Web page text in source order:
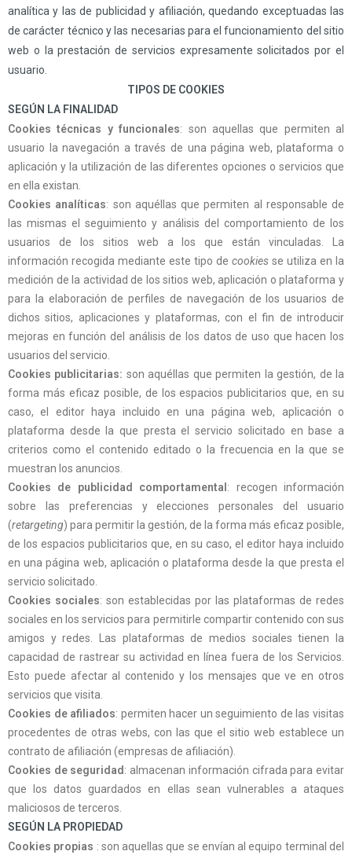
analítica y las de publicidad y afiliación, quedando exceptuadas las
de carácter técnico y las necesarias para el funcionamiento del sitio
web o la prestación de servicios expresamente solicitados por el
usuario.
TIPOS DE COOKIES
SEGÚN LA FINALIDAD
Cookiestécnicas y funcionales: son aquellas que permiten al
usuario la navegación a través de una página web, plataforma o
aplicación y la utilización de las diferentes opciones o servicios que
en ella existan
Cookies analíticas: son aquéllas que permiten al responsable de
las mismas el seguimiento y análisis del comportamiento de los
usuarios de los sitios web a los que están vinculadas. La
información recogida mediante este tipo de cookies se utiliza en la
medición de la actividad de los sitios web, aplicación o plataforma y
para la elaboración de perfiles de navegación de los usuarios de
dichos sitios, aplicaciones y plataformas, con el fin de introducir
mejoras en función del análisis de los datos de uso que hacen los
usuarios del servicio.
Cookies publicitarias: son aquéllas que permiten la gestión, de la
forma más eficaz posible, de los espacios publicitarios que, en su
caso, el editor haya incluido en una página web, aplicación o
plataforma desde la que presta el servicio solicitado en base a
criterios como el contenido editado o la frecuencia en la que se
muestran los anuncios.
Cookies de publicidad comportamental : recogen información
sobre las preferencias y elecciones personales del usuario
(retargeting) para permitir la gestión, de la forma más eficaz posible,
de los espacios publicitarios que, en su caso, el editor haya incluido
en una página web, aplicación o plataforma desde la que presta el
servicio solicitado.
Cookies sociales: son establecidas por las plataformas de redes
sociales en los servicios para permitirle compartir contenido con sus
amigos y redes. Las plataformas de medios sociales tienen la
capacidad de rastrear su actividad en línea fuera de los Servicios.
Esto puede afectar al contenido y los mensajes que ve en otros
servicios que visita.
Cookies de afiliados: permiten hacer un seguimiento de las visitas
procedentes de otras webs, con las que el sitio web establece un
contrato de afiliación (empresas de afiliación).
Cookies de seguridad : almacenan información cifrada para evitar
que los datos guardados en ellas sean vulnerables a ataques
maliciosos de terceros.
SEGÚN LA PROPIEDAD
Cookies propias : son aquellas que se envían al equipo terminal del